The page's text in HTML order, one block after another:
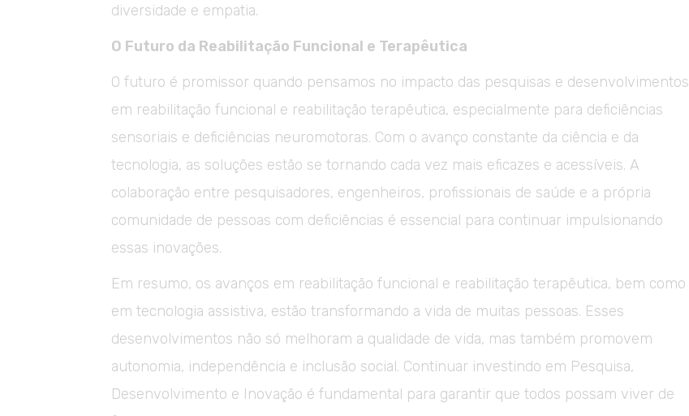
diversidade e empatia.
O Futuro da Reabilitação Funcional e Terapêutica
O futuro é promissor quando pensamos no impacto das pesquisas e desenvolvimentos
em reabilitação funcional e reabilitação terapêutica, especialmente para deficiências
sensoriais e deficiências neuromotoras. Com o avanço constante da ciência e da
tecnologia, as soluções estão se tornando cada vez mais eficazes e acessíveis. A
colaboração entre pesquisadores, engenheiros, profissionais de saúde e a própria
comunidade de pessoas com deficiências é essencial para continuar impulsionando
essas inovações.
Em resumo, os avanços em reabilitação funcional e reabilitação terapêutica, bem como
em tecnologia assistiva, estão transformando a vida de muitas pessoas. Esses
desenvolvimentos não só melhoram a qualidade de vida, mas também promovem
autonomia, independência e inclusão social. Continuar investindo em Pesquisa,
Desenvolvimento e Inovação é fundamental para garantir que todos possam viver de